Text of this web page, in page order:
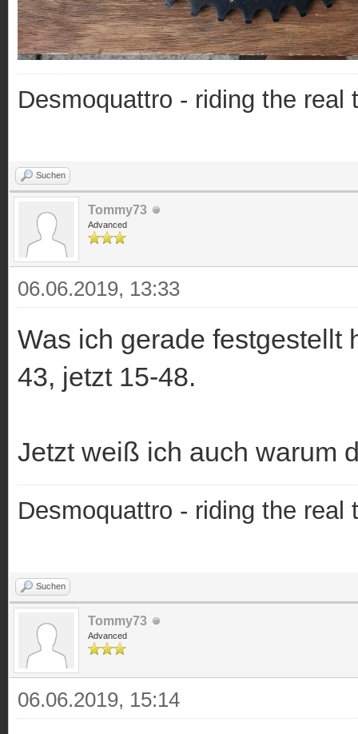
Desmoquattro - riding the real
Suchen
Tommy73
Advanced
06.06.2019, 13:33
Was ich gerade festgestellt
43, jetzt 15-48.
Jetzt weiß ich auch warum
Desmoquattro - riding the real
Suchen
Tommy73
Advanced
06.06.2019, 15:14